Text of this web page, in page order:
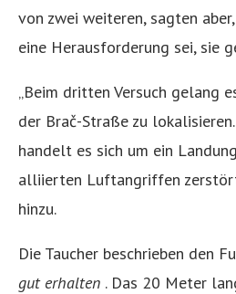
von zwei weiteren, sagten
eine Herausforderung sei, sie
„Beim dritten Versuch gelang
der Brač-Straße zu
handelt es sich um ein
alliierten Luftangriffen
hinzu.
Die Taucher beschrieben den
gut erhalten . Das 20 Meter